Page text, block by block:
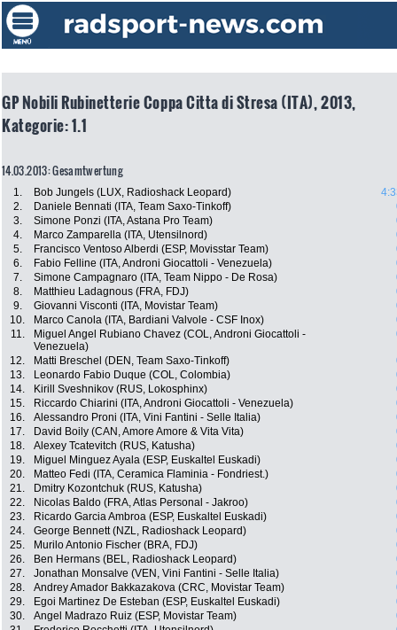
GP Nobili Rubinetterie Coppa Citta di Stresa (ITA), 2013,
Kategorie: 1.1
14.03.2013: Gesamtwertung
1. Bob Jungels (LUX, Radioshack Leopard)
2.
Daniele Bennati (ITA, Team Saxo-Tinkoff)
3.
Simone Ponzi (ITA, Astana Pro Team)
4.
Marco Zamparella (ITA, Utensilnord)
5.
Francisco Ventoso Alberdi (ESP, Movisstar Team)
6.
Fabio Felline (ITA, Androni Giocattoli - Venezuela)
7.
Simone Campagnaro (ITA, Team Nippo - De Rosa)
8.
Matthieu Ladagnous (FRA, FDJ)
9.
Giovanni Visconti (ITA, Movistar Team)
10.
Marco Canola (ITA, Bardiani Valvole - CSF Inox)
11.
Miguel Angel Rubiano Chavez (COL, Androni Giocattoli -
Venezuela)
12. Matti Breschel (DEN, Team Saxo-Tinkoff)
13.
Leonardo Fabio Duque (COL, Colombia)
14.
Kirill Sveshnikov (RUS, Lokosphinx)
15.
Riccardo Chiarini (ITA, Androni Giocattoli - Venezuela)
16.
Alessandro Proni (ITA, Vini Fantini - Selle Italia)
17.
David Boily (CAN, Amore Amore & Vita Vita)
18.
Alexey Tcatevitch (RUS, Katusha)
19.
Miguel Minguez Ayala (ESP, Euskaltel Euskadi)
20.
Matteo Fedi (ITA, Ceramica Flaminia - Fondriest.)
21.
Dmitry Kozontchuk (RUS, Katusha)
22.
Nicolas Baldo (FRA, Atlas Personal - Jakroo)
23.
Ricardo Garcia Ambroa (ESP, Euskaltel Euskadi)
24.
George Bennett (NZL, Radioshack Leopard)
25.
Murilo Antonio Fischer (BRA, FDJ)
26.
Ben Hermans (BEL, Radioshack Leopard)
27.
Jonathan Monsalve (VEN, Vini Fantini - Selle Italia)
28.
Andrey Amador Bakkazakova (CRC, Movistar Team)
29.
Egoi Martinez De Esteban (ESP, Euskaltel Euskadi)
30.
Angel Madrazo Ruiz (ESP, Movistar Team)